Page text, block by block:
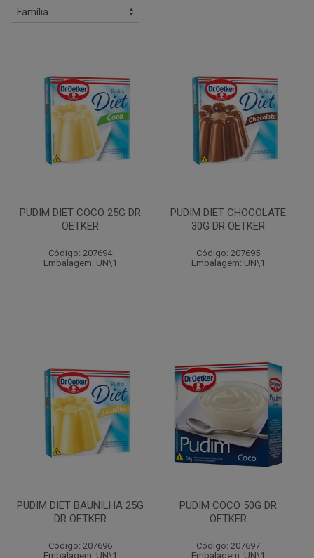
PUDIM DIET COCO 25G DR
OETKER
Código: 207694
Embalagem: UN\1
PUDIM DIET CHOCOLATE
30G DR OETKER
Código: 207695
Embalagem: UN\1
PUDIM DIET BAUNILHA 25G
DR OETKER
Código: 207696
Embalagem: UN\1
PUDIM COCO 50G DR
OETKER
Código: 207697
Embalagem: UN\1